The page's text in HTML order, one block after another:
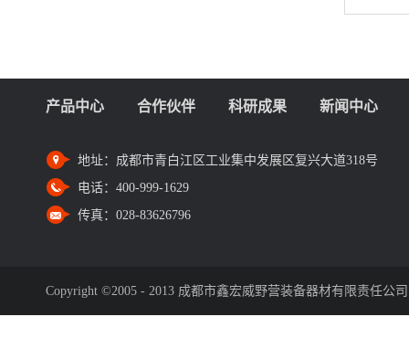
产品中心 合作伙伴 科研成果 新闻中心
地址： 成都市青白江区工业集中发展区复兴大道318号
电话： 400-999-1629
传真： 028-83626796
Copyright ©2005 - 2013 成都市鑫宏威野营装备器材有限责任公司